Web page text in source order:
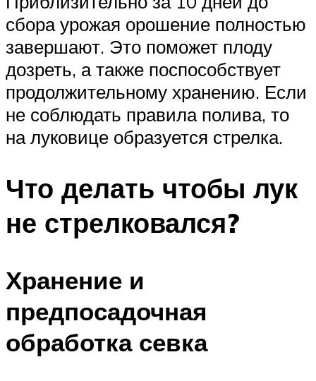
сбора урожая орошение полностью
завершают. Это поможет плоду
дозреть, а также поспособствует
продолжительному хранению. Если
не соблюдать правила полива, то
на луковице образуется стрелка.
Что делать чтобы лук
не стрелковался?
Хранение и
предпосадочная
обработка севка